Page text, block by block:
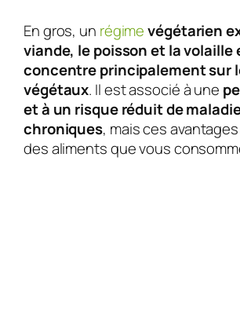
En gros, un régimevégétarien
viande, le poisson et la volaille
concentre principalement sur
végétaux. Il est associé à une
et à un risque réduit de
chroniques, mais ces
des aliments que vous